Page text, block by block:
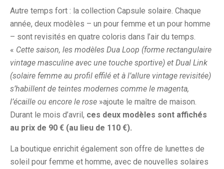
Autre temps fort : la collection Capsule solaire. Chaque
année, deux modèles – un pour femme et un pour homme
– sont revisités en quatre coloris dans l’air du temps.
« Cette saison, les modèles Dua Loop (forme rectangulaire
vintage masculine avec une touche sportive) et Dual Link
(solaire femme au profil effilé et à l’allure vintage revisitée)
s’habillent de teintes modernes comme le magenta,
l’écaille ou encore le rose »ajoute le maître de maison.
Durant le mois d’avril, ces deux modèles sont affichés
au prix de 90 € (au lieu de 110 €).
La boutique enrichit également son offre de lunettes de
soleil pour femme et homme, avec de nouvelles solaires